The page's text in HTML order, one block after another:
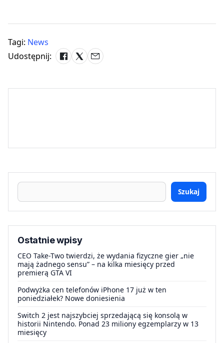
Tagi: News
Udostępnij:
Szukaj
Ostatnie wpisy
CEO Take-Two twierdzi, że wydania fizyczne gier „nie
mają żadnego sensu” – na kilka miesięcy przed
premierą GTA VI
Podwyżka cen telefonów iPhone 17 już w ten
poniedziałek? Nowe doniesienia
Switch 2 jest najszybciej sprzedającą się konsolą w
historii Nintendo. Ponad 23 miliony egzemplarzy w 13
miesięcy